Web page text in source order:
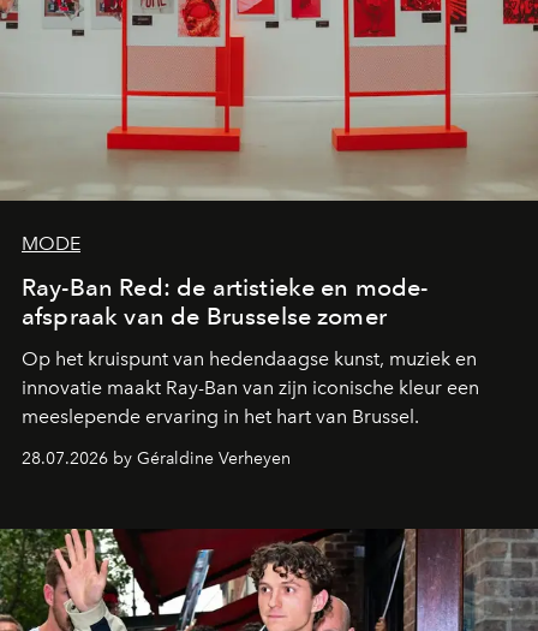
MODE
Ray-Ban Red: de artistieke en mode-
afspraak van de Brusselse zomer
Op het kruispunt van hedendaagse kunst, muziek en
innovatie maakt Ray-Ban van zijn iconische kleur een
meeslepende ervaring in het hart van Brussel.
28.07.2026 by Géraldine Verheyen